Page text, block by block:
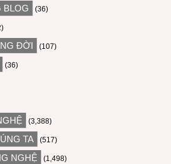
BLOG (36)
ĐỜI (107)
(36)
(3,388)
TA (517)
NGHỆ (1,498)